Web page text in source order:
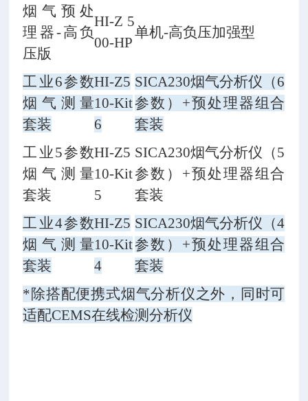
烟气预处
理器-高负
压版
HI-Z 5
00-HP
单机-高负压加强型
工业6参数
烟气测量
套装
HI-Z5
10-Kit
6
SICA230烟气分析仪（6
参数）+预处理器组合
套装
工业5参数
烟气测量
套装
HI-Z5
10-Kit
5
SICA230烟气分析仪（5
参数）+预处理器组合
套装
工业4参数
烟气测量
套装
HI-Z5
10-Kit
4
SICA230烟气分析仪（4
参数）+预处理器组合
套装
*除搭配便携式烟气分析仪之外，同时可
适配CEMS在线检测分析仪